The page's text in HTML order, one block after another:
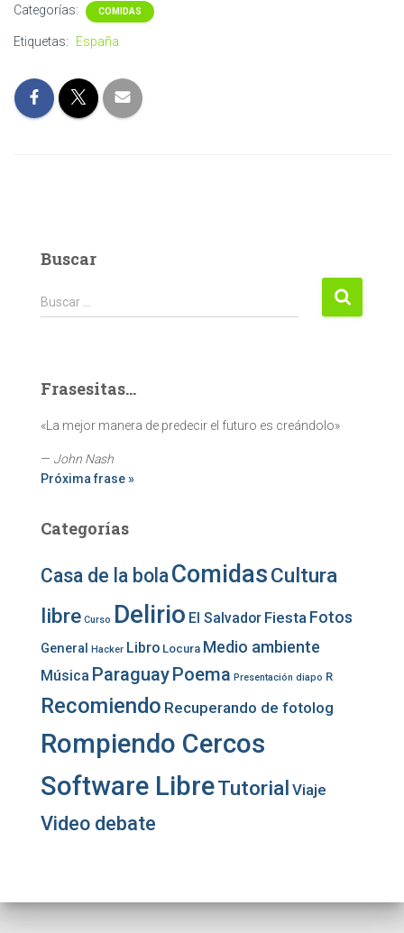
Categorías: COMIDAS
Etiquetas: España
Buscar
Buscar:
Buscar …
Frasesitas...
«La mejor manera de predecir el futuro es creándolo»
— John Nash
Próxima frase »
Categorías
Casa de la bolaComidasCultura
libre Curso Delirio El Salvador Fiesta Fotos
General Hacker Libro Locura Medio ambiente
Música ParaguayPoema Presentación diapo R
Recomiendo Recuperando de fotolog
Rompiendo Cercos
Software LibreTutorial Viaje
Video debate